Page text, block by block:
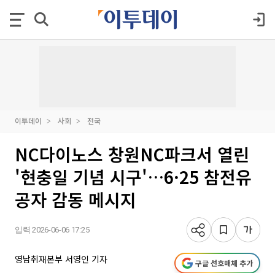
이투데이 사회 전국
NC다이노스 창원NC파크서 열린
'현충일 기념 시구'…6·25 참전유
공자 감동 메시지
입력 2026-06-06 17:25
영남취재본부 서영인 기자 구글 선호매체 추가